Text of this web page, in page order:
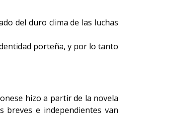
del duro clima de las luchas
porteña, y por lo tanto
hizo a partir de la novela
breves e independientes van